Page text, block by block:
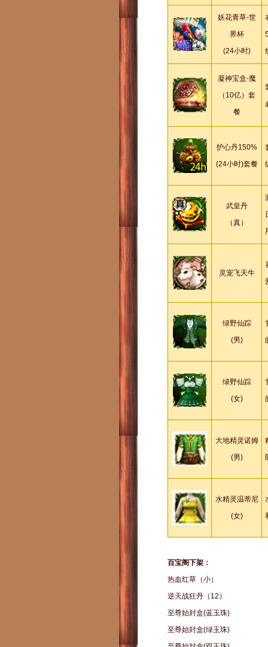
妖花青草-世
界杯
(24小时)
凝神宝盒-魔
（10亿）套
餐
护心丹150%
(24小时)套餐
武皇丹
（真）
灵宠飞天牛
绿野仙踪
(男)
绿野仙踪
(女)
大地精灵诺姆
(男)
水精灵温蒂尼
(女)
百宝阁下架：
热血红草（小）
逆天战狂丹（12）
至尊始封盒(蓝玉珠)
至尊始封盒(绿玉珠)